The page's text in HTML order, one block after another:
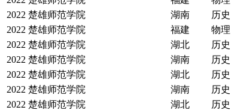
2022 楚雄师范学院 湖南 历史
2022 楚雄师范学院 福建 物理
2022 楚雄师范学院 湖北 历史
2022 楚雄师范学院 湖南 历史
2022 楚雄师范学院 湖北 历史
2022 楚雄师范学院 湖南 历史
2022 楚雄师范学院 湖北 历史